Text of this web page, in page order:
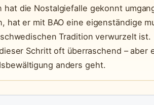
hat die Nostalgiefalle gekonnt
hat er mit BAO eine eigenständige
Tradition verwurzelt ist.
Schritt oft überraschend – aber
anders geht.